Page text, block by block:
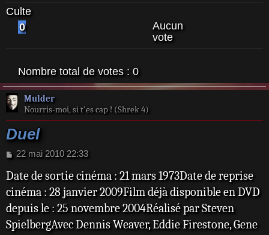
Culte
0
Aucun
vote
Nombre total de votes : 0
Mulder
Nourris-moi, si t'es cap ! (Shrek 4)
Duel
M
s
s
a
g
e
22 mai 2010 22:33
Date de sortie cinéma : 21 mars 1973Date de reprise
cinéma : 28 janvier 2009Film déjà disponible en DVD
depuis le : 25 novembre 2004Réalisé par Steven
SpielbergAvec Dennis Weaver, Eddie Firestone, Gene